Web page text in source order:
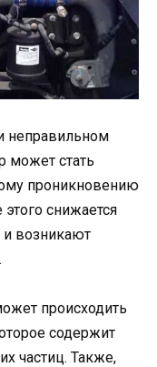
неправильном
может стать
проникновению
этого снижается
и возникают
происходить
содержит
частиц. Также,